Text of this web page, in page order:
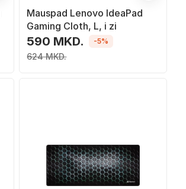
Mauspad Lenovo IdeaPad
Gaming Cloth, L, i zi
590 MKD.
624 MKD.
-5%